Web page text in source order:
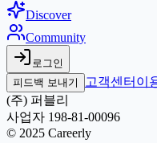
Discover
Community
로그인
피드백 보내기
고객센터 이
(주) 퍼블리
사업자 198-81-00096
© 2025 Careerly